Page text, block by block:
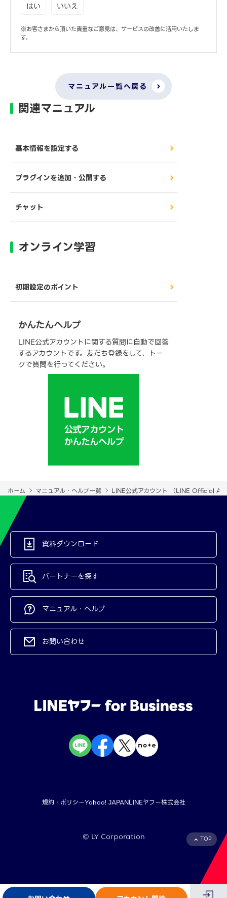
はい いいえ
※お客さまから頂いた貴重なご意見は、サービスの改善に活用いたしま
す。
マニュアル一覧へ戻る
関連マニュアル
基本情報を設定する
プラグインを追加・公開する
チャット
オンライン学習
初期設定のポイント
かんたんヘルプ
LINE公式アカウントに関する質問に自動で回答
するアカウントです。友だち登録をして、トー
クで質問を行ってください。
ホーム マニュアル・ヘルプ一覧 LINE公式アカウント （LINE Official
資料ダウンロード
パートナーを探す
マニュアル・ヘルプ
お問い合わせ
TOP
規約・ポリシーYahoo! JAPANLINEヤフー株式会社
©︎ LY Corporation